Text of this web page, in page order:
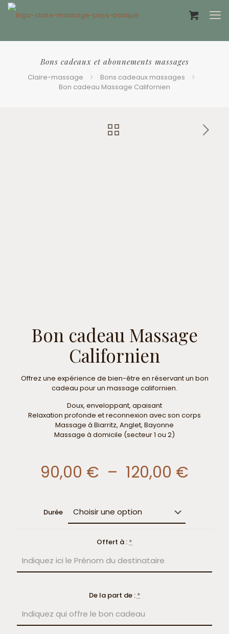
Bons cadeaux et abonnements massages
Claire-massage
Bons cadeaux massages
Bon cadeau Massage Californien
Bon cadeau Massage
Californien
Offrez une expérience de bien-être en réservant un bon
cadeau pour un massage californien.
Doux, enveloppant, apaisant
Relaxation profonde et reconnexion avec son corps
Massage à Biarritz, Anglet, Bayonne
Massage à domicile (secteur 1 ou 2)
90,00 € – 120,00 €
Durée
Offert à : *
De la part de : *
Offrir un bon cadeau ❤️